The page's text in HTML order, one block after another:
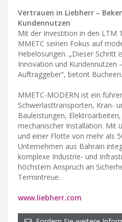
Vertrauen in Liebherr –
Kundennutzen
Mit der Investition in den LTM
MMETC seinen Fokus auf
Hebelösungen. „Dieser Schritt
Innovation und Kundennutzen
Auftraggeber“, betont Bucheeri.
MMETC-MODERN ist ein
Schwerlasttransporten, Kran-
Bauleistungen,
mechanischer Installation. Mit
und einer Flotte von mehr als
Unternehmen aus Bahrain
komplexe Industrie- und
höchstem Anspruch an
Termintreue.
www.liebherr.com